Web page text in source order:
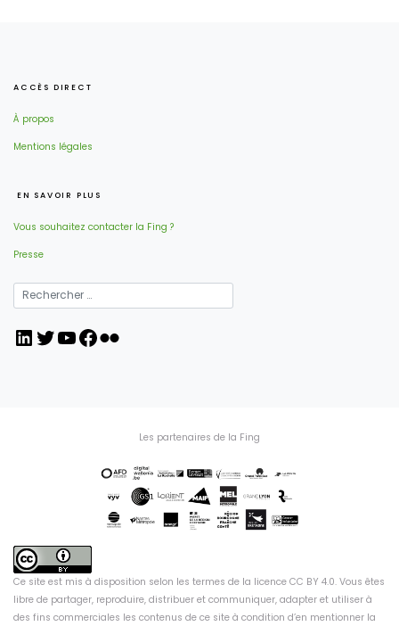
ACCÈS DIRECT
À propos
Mentions légales
EN SAVOIR PLUS
Vous souhaitez contacter la Fing ?
Presse
LinkedIn
Twitter
YouTube
Facebook
Flickr
Les partenaires de la Fing
Ce site est mis à disposition selon les termes de la licence CC BY 4.0. Vous êtes
libre de partager, reproduire, distribuer et communiquer, adapter et utiliser à
des fins commerciales les contenus de ce site à condition d’en mentionner la